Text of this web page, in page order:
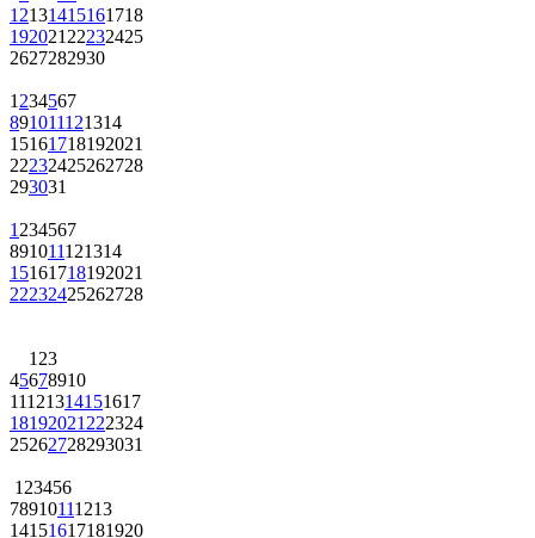
12131415161718
192021 22232425
2627282930
1 234567
891011121314
15161718192021
22232425262728
293031
1 234567
891011121314
15161718192021
22232425262728
1 23
45678910
11121314151617
18192021 222324
25262728293031
1 23456
78910111213
14151617181920